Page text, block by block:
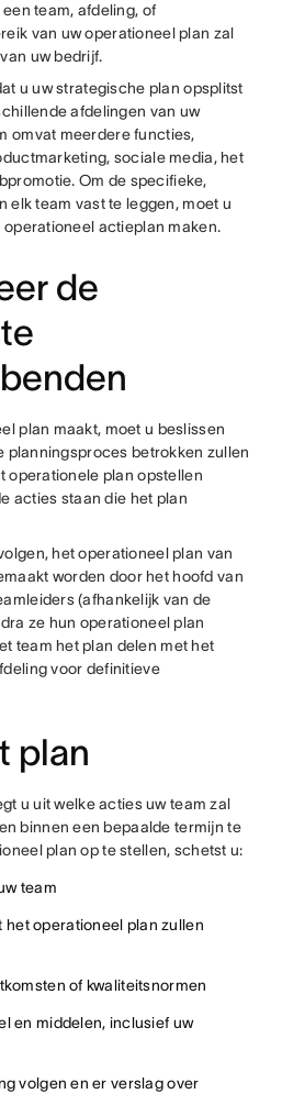
team, afdeling, of
van uw operationeel plan zal
uw bedrijf.
u uw strategische plan opsplitst
afdelingen van uw
omvat meerdere functies,
sociale media, het
Om de specifieke,
elk team vast te leggen, moet u
actieplan maken.
de
plan maakt, moet u beslissen
planningsproces betrokken zullen
operationele plan opstellen
acties staan die het plan
het operationeel plan van
worden door het hoofd van
(afhankelijk van de
ze hun operationeel plan
team het plan delen met het
voor definitieve
plan
u uit welke acties uw team zal
binnen een bepaalde termijn te
plan op te stellen, schetst u:
team
het operationeel plan zullen
of kwaliteitsnormen
en middelen, inclusief uw
volgen en er verslag over